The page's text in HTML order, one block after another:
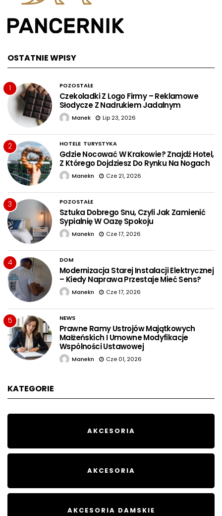
OSTATNIE WPISY
1 POZOSTAŁE
Czekoladki Z Logo Firmy – Reklamowe
Słodycze Z Nadrukiem Jadalnym
Manek Lip 23, 2026
2 HOTELE TURYSTYKA
Gdzie Nocować W Krakowie? Znajdź Hotel,
Z Którego Dojdziesz Do Rynku Na Nogach
Manekn Cze 21, 2026
3 POZOSTAŁE
Sztuka Dobrego Snu, Czyli Jak Zamienić
Sypialnię W Oazę Spokoju
Manekn Cze 17, 2026
4 DOM
Modernizacja Starej Instalacji Elektrycznej
– Kiedy Naprawa Przestaje Mieć Sens?
Manekn Cze 17, 2026
5 NEWS
Prawne Ramy Ustrojów Majątkowych
Małżeńskich I Umowne Modyfikacje
Wspólności Ustawowej
Manekn Cze 01, 2026
KATEGORIE
AKCESORIA
AKCESORIA
AKCESORIA DAMSKIE